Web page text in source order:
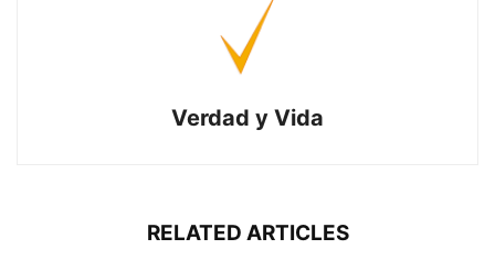
Verdad y Vida
RELATED ARTICLES